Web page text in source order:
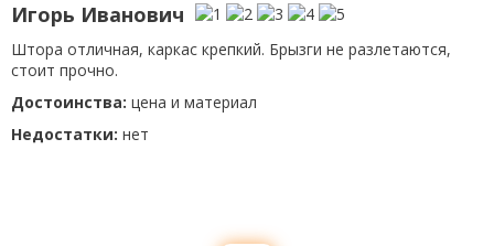
Игорь Иванович
Штора отличная, каркас крепкий. Брызги не разлетаются,
стоит прочно.
Достоинства: цена и материал
Недостатки: нет